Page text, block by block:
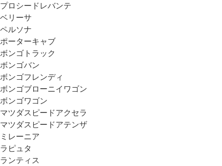
プロシードレバンテ
ベリーサ
ペルソナ
ポーターキャブ
ボンゴトラック
ボンゴバン
ボンゴフレンディ
ボンゴブローニイワゴン
ボンゴワゴン
マツダスピードアクセラ
マツダスピードアテンザ
ミレーニア
ラピュタ
ランティス